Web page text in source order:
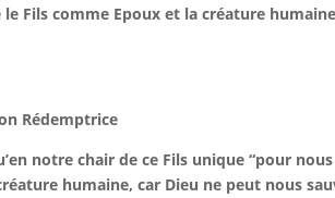
Fils comme Epoux et la créature
Rédemptrice
notre chair de ce Fils unique “pour
humaine, car Dieu ne peut nous